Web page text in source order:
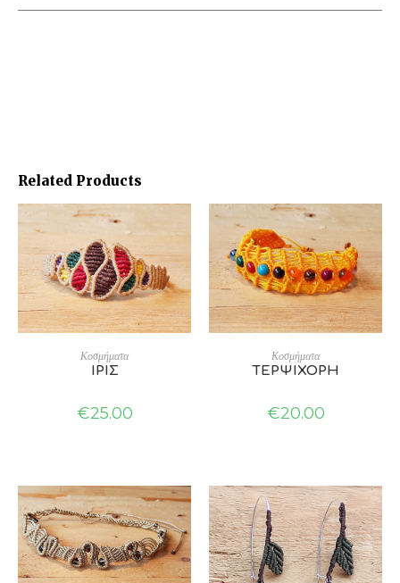
Related Products
ADD TO CART
Κοσμήματα
ΙΡΙΣ
€25.00
ADD TO CART
Κοσμήματα
ΤΕΡΨΙΧΟΡΗ
€20.00